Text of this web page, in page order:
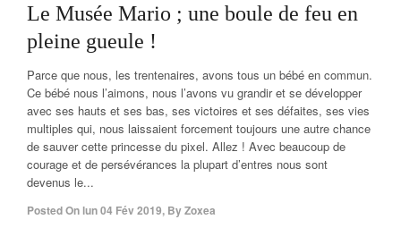
Le Musée Mario ; une boule de feu en
pleine gueule !
Parce que nous, les trentenaires, avons tous un bébé en commun.
Ce bébé nous l’aimons, nous l’avons vu grandir et se développer
avec ses hauts et ses bas, ses victoires et ses défaites, ses vies
multiples qui, nous laissaient forcement toujours une autre chance
de sauver cette princesse du pixel. Allez ! Avec beaucoup de
courage et de persévérances la plupart d’entres nous sont
devenus le...
Posted On lun 04 Fév 2019, ByZoxea